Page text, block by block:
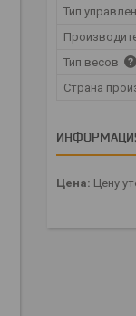
Тип
Тип весов
Страна
Цена: Цену